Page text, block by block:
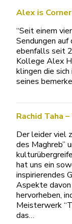
Alex is Corner
“Seit einem
Sendungen
ebenfalls seit
Kollege Alex
klingen die
seines
Rachid Taha
Der leider viel
des Maghreb”
hat uns ein
inspirierendes
Aspekte
hervorheben,
Meisterwerk
das…